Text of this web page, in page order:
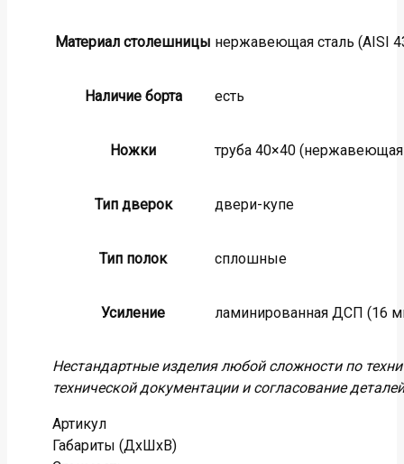
Материал столешницы нержавеющая сталь (AISI
Наличие борта есть
Ножки труба 40×40
Тип дверок двери-купе
Тип полок сплошные
Усиление ламинированная ДСП (16
Нестандартные изделия любой сложности по
технической документации и согласование
Артикул
Габариты (ДхШхВ)